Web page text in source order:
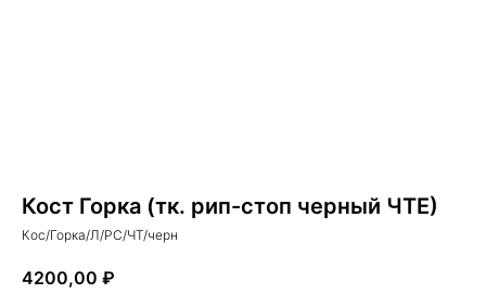
Кост Горка (тк. рип-стоп черный ЧТЕ)
Кос/Горка/Л/РС/ЧТ/черн
4200,00 ₽